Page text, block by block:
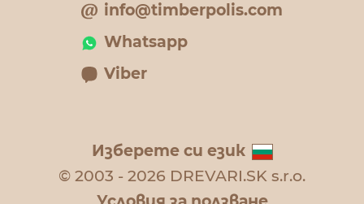
info@timberpolis.com
Whatsapp
Viber
Изберете си език
© 2003 - 2026 DREVARI.SK s.r.o.